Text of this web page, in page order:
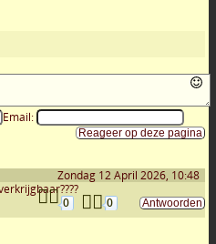
Email:
Zondag 12 April 2026, 10:48
0
0